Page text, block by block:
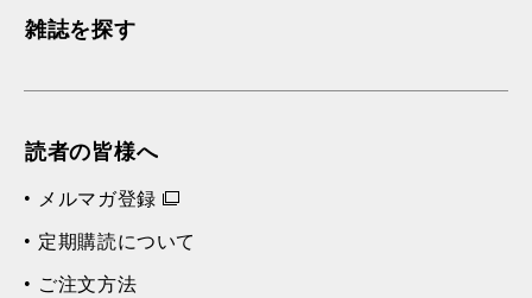
雑誌を探す
読者の皆様へ
メルマガ登録
定期購読について
ご注文方法